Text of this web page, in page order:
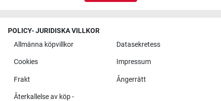
POLICY- JURIDISKA VILLKOR
Allmänna köpvillkor
Datasekretess
Cookies Impressum
Frakt Ångerrätt
Återkallelse av köp -